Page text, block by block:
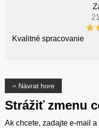
Kvalitné spracovanie
Návrat hore
Strážiť zmenu
Ak chcete, zadajte e-mail